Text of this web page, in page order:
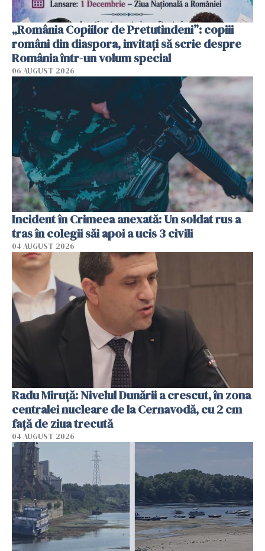
„România Copiilor de Pretutindeni”: copiii
români din diaspora, invitați să scrie despre
România într-un volum special
06 AUGUST 2026
Incident în Crimeea anexată: Un soldat rus a
tras în colegii săi apoi a ucis 3 civili
04 AUGUST 2026
Radu Miruţă: Nivelul Dunării a crescut, în zona
centralei nucleare de la Cernavodă, cu 2 cm
faţă de ziua trecută
04 AUGUST 2026